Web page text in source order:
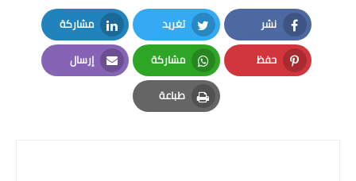
المرحلة المتوسطة
المرحلة الاعدادية
الجامعات
نشر
Facebook
تغريد
Twitter
مشاركة
LinkedIn
حفظ
Pinterest
مشاركة
Whatsapp
إرسال
Email
طباعة
Print